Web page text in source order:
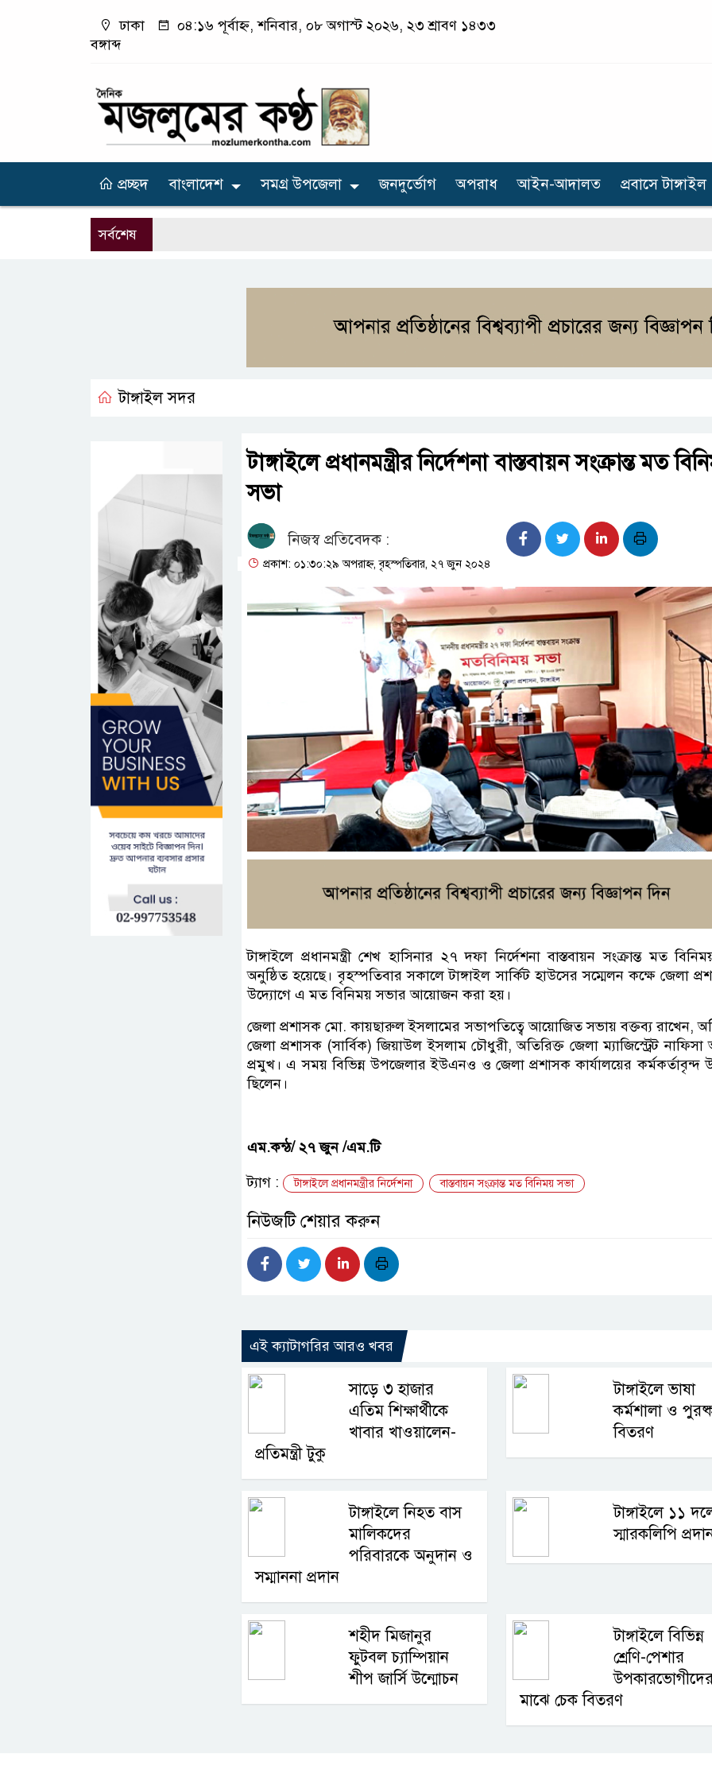
ঢাকা
০৪:১৬ পূর্বাহ্ন, শনিবার, ০৮ অগাস্ট ২০২৬, ২৩ শ্রাবণ ১৪৩৩
বঙ্গাব্দ
প্রচ্ছদ বাংলাদেশ সমগ্র উপজেলা জনদুর্ভোগ অপরাধ আইন-আদালত প্রবাসে টাঙ্গাইল
সর্বশেষ
টাঙ্গাইল সদর
টাঙ্গাইলে প্রধানমন্ত্রীর নির্দেশনা বাস্তবায়ন সংক্রান্ত মত
সভা
নিজস্ব প্রতিবেদক :
প্রকাশ: ০১:৩০:২৯ অপরাহ্ন, বৃহস্পতিবার, ২৭ জুন ২০২৪
টাঙ্গাইলে প্রধানমন্ত্রী শেখ হাসিনার ২৭ দফা নির্দেশনা বাস্তবায়ন সংক্রান্ত মত
অনুষ্ঠিত হয়েছে। বৃহস্পতিবার সকালে টাঙ্গাইল সার্কিট হাউসের সম্মেলন কক্ষে জেলা
উদ্যোগে এ মত বিনিময় সভার আয়োজন করা হয়।
জেলা প্রশাসক মো. কায়ছারুল ইসলামের সভাপতিত্বে আয়োজিত সভায় বক্তব্য রাখেন,
জেলা প্রশাসক (সার্বিক) জিয়াউল ইসলাম চৌধুরী, অতিরিক্ত জেলা ম্যাজিস্ট্রেট নাফিসা
প্রমুখ। এ সময় বিভিন্ন উপজেলার ইউএনও ও জেলা প্রশাসক কার্যালয়ের কর্মকর্তাবৃন্দ
ছিলেন।
এম.কন্ঠ/ ২৭ জুন /এম.টি
ট্যাগ :
টাঙ্গাইলে প্রধানমন্ত্রীর নির্দেশনা বাস্তবায়ন সংক্রান্ত মত বিনিময় সভা
নিউজটি শেয়ার করুন
এই ক্যাটাগরির আরও খবর
সাড়ে ৩ হাজার
এতিম শিক্ষার্থীকে
খাবার খাওয়ালেন-
প্রতিমন্ত্রী টুকু
টাঙ্গাইলে ভাষা
কর্মশালা ও
বিতরণ
টাঙ্গাইলে নিহত বাস
মালিকদের
পরিবারকে অনুদান ও
সম্মাননা প্রদান
টাঙ্গাইলে ১১
স্মারকলিপি
শহীদ মিজানুর
ফুটবল চ্যাম্পিয়ান
শীপ জার্সি উন্মোচন
টাঙ্গাইলে বিভিন্ন
শ্রেণি-পেশার
মাঝে চেক বিতরণ